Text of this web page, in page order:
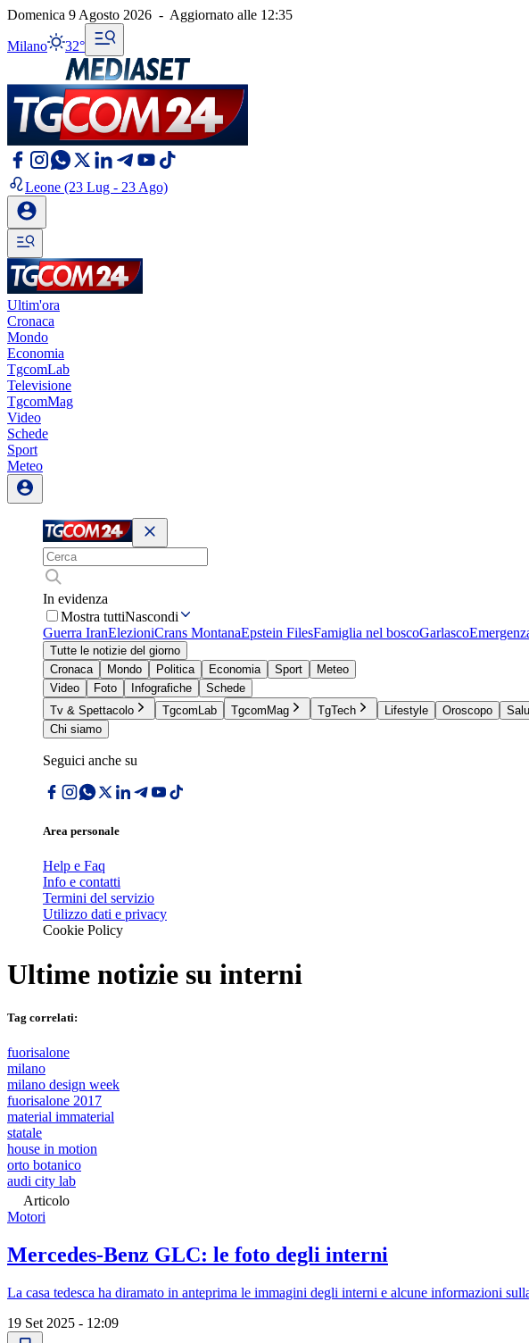
Domenica 9 Agosto 2026 - Aggiornato alle 12:35
Milano 32°
Leone (23 Lug - 23 Ago)
Ultim'ora
Cronaca
Mondo
Economia
TgcomLab
Televisione
TgcomMag
Video
Schede
Sport
Meteo
In evidenza
Mostra tuttiNascondi
Guerra IranElezioniCrans MontanaEpstein FilesFamiglia nel boscoGarlasco
Tutte le notizie del giorno
Cronaca
Mondo Politica Economia Sport
Meteo
Video
Foto Infografiche
Schede
Tv & Spettacolo
TgcomLab TgcomMag TgTech Lifestyle Oroscopo
Chi siamo
Seguici anche su
Area personale
Help e Faq
Info e contatti
Termini del servizio
Utilizzo dati e privacy
Cookie Policy
Ultime notizie su interni
Tag correlati:
fuorisalone
milano
milano design week
fuorisalone 2017
material immaterial
statale
house in motion
orto botanico
audi city lab
Articolo
Motori
Mercedes-Benz GLC: le foto degli interni
La casa tedesca ha diramato in anteprima le immagini degli interni e alcune informazioni
19 Set 2025 - 12:09